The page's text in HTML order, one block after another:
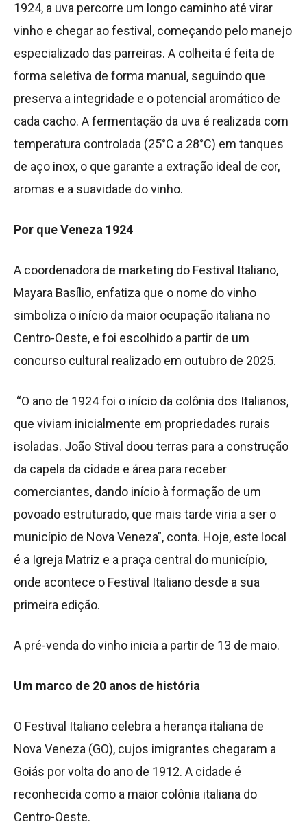
1924, a uva percorre um longo caminho até virar
vinho e chegar ao festival, começando pelo manejo
especializado das parreiras. A colheita é feita de
forma seletiva de forma manual, seguindo que
preserva a integridade e o potencial aromático de
cada cacho. A fermentação da uva é realizada com
temperatura controlada (25°C a 28°C) em tanques
de aço inox, o que garante a extração ideal de cor,
aromas e a suavidade do vinho.
Por que Veneza 1924
A coordenadora de marketing do Festival Italiano,
Mayara Basílio, enfatiza que o nome do vinho
simboliza o início da maior ocupação italiana no
Centro-Oeste, e foi escolhido a partir de um
concurso cultural realizado em outubro de 2025.
“O ano de 1924 foi o início da colônia dos Italianos,
que viviam inicialmente em propriedades rurais
isoladas. João Stival doou terras para a construção
da capela da cidade e área para receber
comerciantes, dando início à formação de um
povoado estruturado, que mais tarde viria a ser o
município de Nova Veneza”, conta. Hoje, este local
é a Igreja Matriz e a praça central do município,
onde acontece o Festival Italiano desde a sua
primeira edição.
A pré-venda do vinho inicia a partir de 13 de maio.
Um marco de 20 anos de história
O Festival Italiano celebra a herança italiana de
Nova Veneza (GO), cujos imigrantes chegaram a
Goiás por volta do ano de 1912. A cidade é
reconhecida como a maior colônia italiana do
Centro-Oeste.